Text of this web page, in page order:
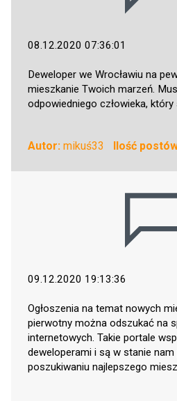
08.12.2020 07:36:01
Deweloper we Wrocławiu na
mieszkanie Twoich marzeń.
odpowiedniego człowieka,
Autor: mikuś33 Ilość
09.12.2020 19:13:36
Ogłoszenia na temat nowych
pierwotny można odszukać na
internetowych. Takie portale
deweloperami i są w stanie
poszukiwaniu najlepszego